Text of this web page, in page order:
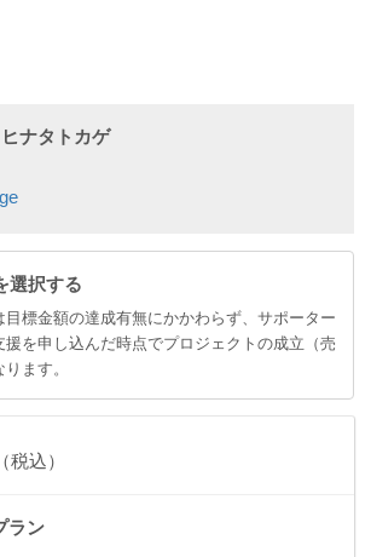
ヒナタトカゲ
選択する
目標金額の達成有無にかかわらず、サポーター
援を申し込んだ時点でプロジェクトの成立（売
ます。
税込）
ラン